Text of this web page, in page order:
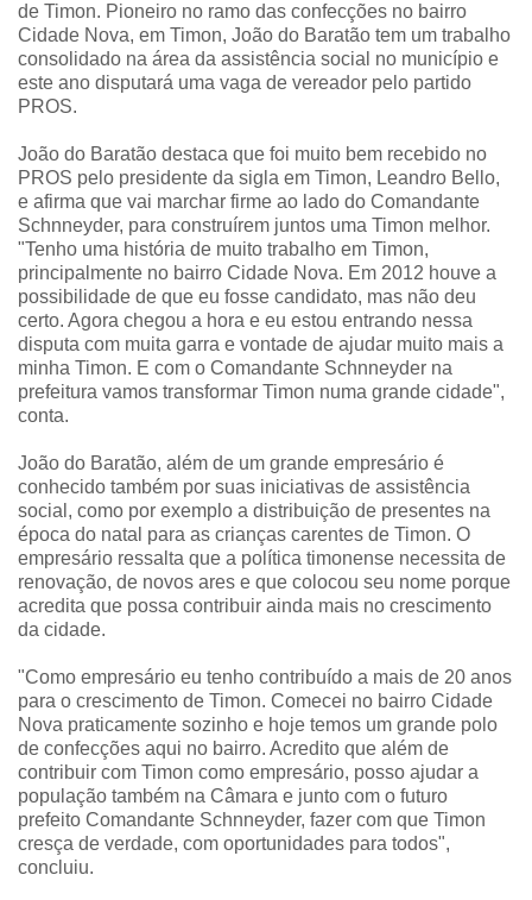
de Timon. Pioneiro no ramo das confecções no bairro
Cidade Nova, em Timon, João do Baratão tem um trabalho
consolidado na área da assistência social no município e
este ano disputará uma vaga de vereador pelo partido
PROS.
João do Baratão destaca que foi muito bem recebido no
PROS pelo presidente da sigla em Timon, Leandro Bello,
e afirma que vai marchar firme ao lado do Comandante
Schnneyder, para construírem juntos uma Timon melhor.
"Tenho uma história de muito trabalho em Timon,
principalmente no bairro Cidade Nova. Em 2012 houve a
possibilidade de que eu fosse candidato, mas não deu
certo. Agora chegou a hora e eu estou entrando nessa
disputa com muita garra e vontade de ajudar muito mais a
minha Timon. E com o Comandante Schnneyder na
prefeitura vamos transformar Timon numa grande cidade",
conta.
João do Baratão, além de um grande empresário é
conhecido também por suas iniciativas de assistência
social, como por exemplo a distribuição de presentes na
época do natal para as crianças carentes de Timon. O
empresário ressalta que a política timonense necessita de
renovação, de novos ares e que colocou seu nome porque
acredita que possa contribuir ainda mais no crescimento
da cidade.
"Como empresário eu tenho contribuído a mais de 20 anos
para o crescimento de Timon. Comecei no bairro Cidade
Nova praticamente sozinho e hoje temos um grande polo
de confecções aqui no bairro. Acredito que além de
contribuir com Timon como empresário, posso ajudar a
população também na Câmara e junto com o futuro
prefeito Comandante Schnneyder, fazer com que Timon
cresça de verdade, com oportunidades para todos",
concluiu.